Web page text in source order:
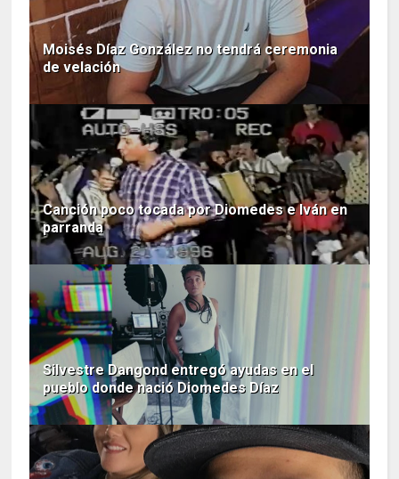
Moisés Díaz González no tendrá ceremonia
de velación
Canción poco tocada por Diomedes e Iván en
parranda
Silvestre Dangond entregó ayudas en el
pueblo donde nació Diomedes Díaz